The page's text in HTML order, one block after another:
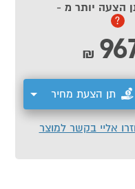
הצעה יותר מ -
?
₪
תן הצעת מחיר
אליי בקשר למוצר